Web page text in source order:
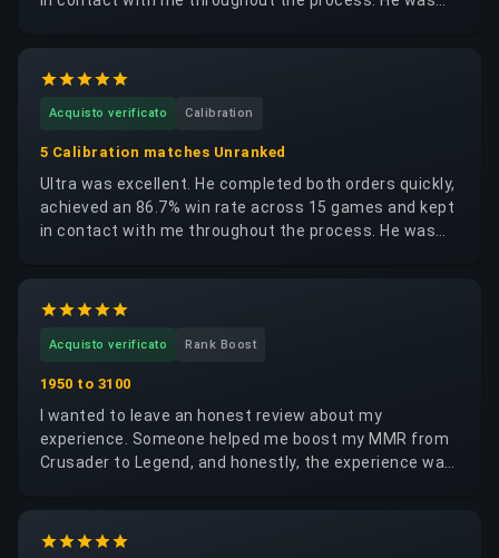
would happily request the same booster again.
Acquisto verificato Calibration
5 Calibration matches Unranked
Ultra was excellent. He completed both orders quickly,
achieved an 86.7% win rate across 15 games and kept
in contact with me throughout the process. He was
would happily request the same booster again.
Acquisto verificato Rank Boost
1950 to 3100
I wanted to leave an honest review about my
experience. Someone helped me boost my MMR from
Crusader to Legend, and honestly, the experience was
increasing my win rate would finally give me more
enjoyable, balanced, and fun matches. In the end, this